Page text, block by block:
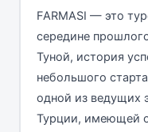
FARMASI — это
середине
Туной, история
небольшого
одной из ведущих
Турции, имеющей